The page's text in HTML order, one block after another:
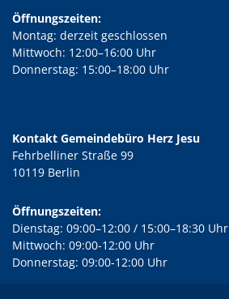
Öffnungszeiten:
Montag: derzeit geschlossen
Mittwoch: 12:00–16:00 Uhr
Donnerstag: 15:00–18:00 Uhr
Kontakt Gemeindebüro Herz Jesu
Fehrbelliner Straße 99
10119 Berlin
Öffnungszeiten:
Dienstag: 09:00–12:00 / 15:00–18:30 Uhr
Mittwoch: 09:00-12:00 Uhr
Donnerstag: 09:00-12:00 Uhr